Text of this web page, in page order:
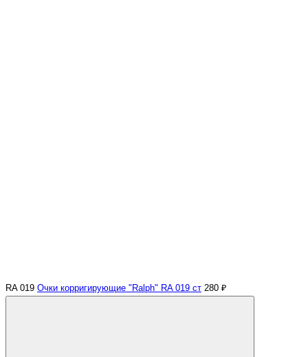
RA 019 Очки корригирующие "Ralph" RA 019 ст 280 ₽